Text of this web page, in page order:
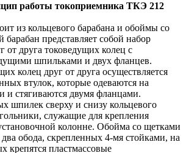
работы токоприемника ТКЭ 212
из кольцевого барабана и обоймы со
представляет собой набор
от друга токоведущих колец с
шпильками и двух фланцев.
колец друг от друга осуществляется
втулок, которые одеваются на
и стягиваются двумя фланцами.
шпилек сверху и снизу кольцевого
служащие для крепления
колонне. Обойма со щетками
два обода, скрепленных 4-мя стойками, на
крепятся пластмассовые